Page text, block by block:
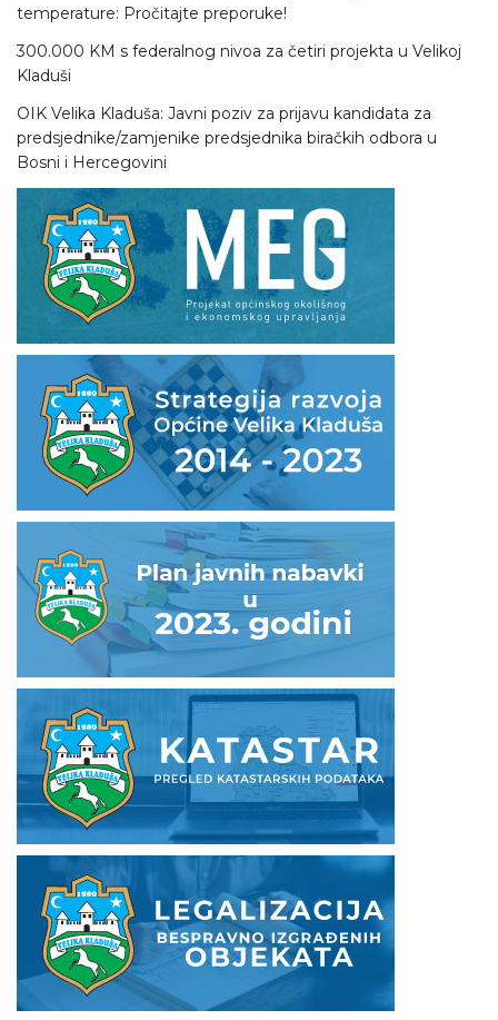
temperature: Pročitajte preporuke!
300.000 KM s federalnog nivoa za četiri projekta u Velikoj
Kladuši
OIK Velika Kladuša: Javni poziv za prijavu kandidata za
predsjednike/zamjenike predsjednika biračkih odbora u
Bosni i Hercegovini